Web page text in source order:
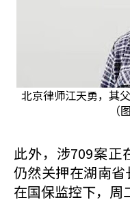
北京律师江天勇，其
（
此外，涉709案正
仍然关押在湖南
在国保监控下，周